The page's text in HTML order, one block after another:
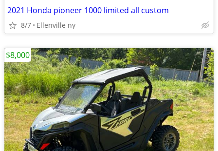
2021 Honda pioneer 1000 limited all custom
8/7 Ellenville ny
$8,000